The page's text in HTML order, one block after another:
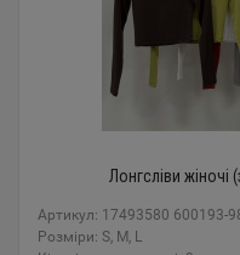
Лонгсліви
Артикул: 17493580 600193-
Розміри: S, M, L